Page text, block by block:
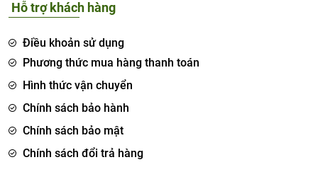
Hỗ trợ khách hàng
Điều khoản sử dụng
Phương thức mua hàng thanh toán
Hình thức vận chuyển
Chính sách bảo hành
Chính sách bảo mật
Chính sách đổi trả hàng